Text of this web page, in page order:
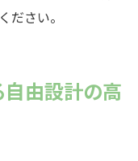
ださい。
由設計の高